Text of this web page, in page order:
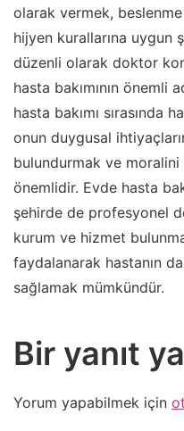
olarak vermek,
hijyen kurallarına uygun
düzenli olarak doktor
hasta bakımının önemli
hasta bakımı sırasında
onun duygusal
bulundurmak ve
önemlidir. Evde hasta
şehirde de profesyonel
kurum ve hizmet
faydalanarak hastanın
sağlamak mümkündür.
Bir yanıt
Yorum yapabilmek için